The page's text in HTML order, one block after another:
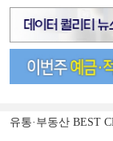
유통·부동산 BEST